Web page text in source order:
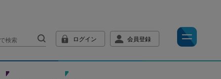
ログイン 会員登録